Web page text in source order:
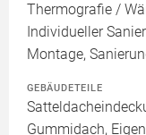
Thermografie /
Individueller
Montage,
GEBÄUDETEILE
Gummidach,